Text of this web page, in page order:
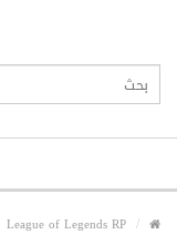
League of Legends RP